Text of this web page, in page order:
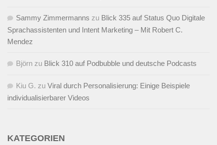
Sammy Zimmermanns zu Blick 335 auf Status Quo Digitale
Sprachassistenten und Intent Marketing – Mit Robert C.
Mendez
Björn zu Blick 310 auf Podbubble und deutsche Podcasts
Kiu G. zu Viral durch Personalisierung: Einige Beispiele
individualisierbarer Videos
KATEGORIEN